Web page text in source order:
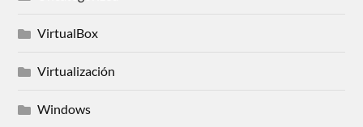
VirtualBox
Virtualización
Windows